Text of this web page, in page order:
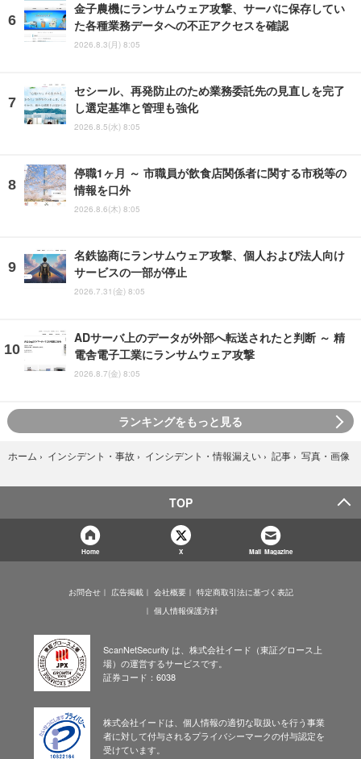
金子農機にランサムウェア攻撃、サーバに保存してい
た各種業務データへの不正アクセスを確認
2026.8.3(月) 8:05
セシール、再発防止のため業務委託先の見直しを完了
し選定基準と管理も強化
2026.8.5(水) 8:05
停職1ヶ月 ～ 市職員が飲食店関係者に関する市税等の
情報を口外
2026.8.6(木) 8:05
名鉄協商にランサムウェア攻撃、個人および法人向け
サービスの一部が停止
2026.7.31(金) 8:05
ADサーバ上のデータが外部へ転送されたと判断 ～ 精
電舎電子工業にランサムウェア攻撃
2026.8.7(金) 8:05
ランキングをもっと見る
ホーム › インシデント・事故 › インシデント・情報漏えい › 記事 › 写真・画像
TOP
Home X Mail Magazine
お問合せ 広告掲載 会社概要
特定商取引法に基づく表記
個人情報保護方針
ScanNetSecurity は、株式会社イード（東証グロース上
場）の運営するサービスです。
証券コード：6038
株式会社イードは、個人情報の適切な取扱いを行う事業
者に対して付与されるプライバシーマークの付与認定を
受けています。